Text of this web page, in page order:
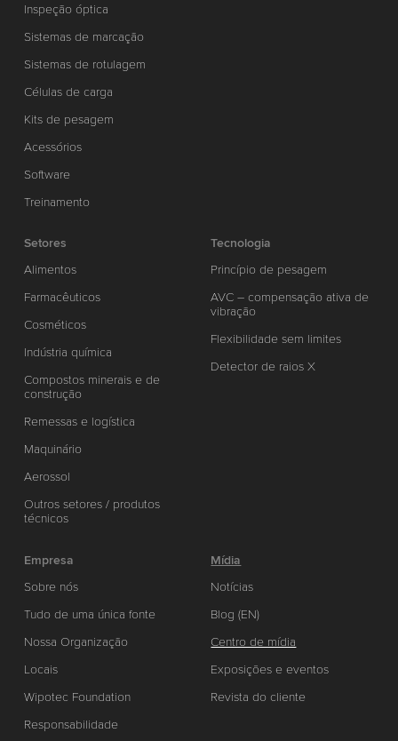
Inspeção óptica
Sistemas de marcação
Sistemas de rotulagem
Células de carga
Kits de pesagem
Acessórios
Software
Treinamento
Setores
Alimentos
Farmacêuticos
Cosméticos
Indústria química
Compostos minerais e de
construção
Remessas e logística
Maquinário
Aerossol
Outros setores / produtos
técnicos
Tecnologia
Princípio de pesagem
AVC – compensação ativa de
vibração
Flexibilidade sem limites
Detector de raios X
Empresa
Sobre nós
Tudo de uma única fonte
Nossa Organização
Locais
Wipotec Foundation
Responsabilidade
Mídia
Notícias
Blog (EN)
Centro de mídia
Exposições e eventos
Revista do cliente